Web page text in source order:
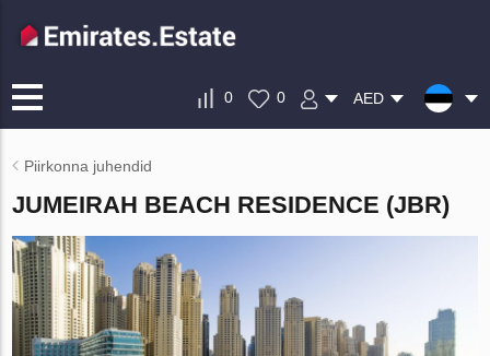
0 0 AED
Piirkonna juhendid
JUMEIRAH BEACH RESIDENCE (JBR)